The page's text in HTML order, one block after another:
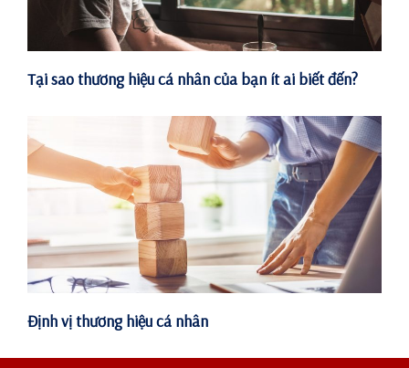
Tại sao thương hiệu cá nhân của bạn ít ai biết đến?
Định vị thương hiệu cá nhân